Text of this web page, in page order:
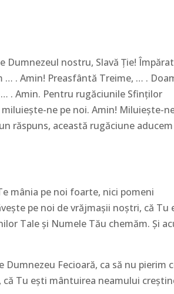
Dumnezeul nostru, Slavă Ție!
… . Amin! Preasfântă Treime, … .
. Amin. Pentru rugăciunile Sfinților
ne pe noi. Amin! Miluiește-
răspuns, această rugăciune aducem
mânia pe noi foarte, nici pomeni
pe noi de vrăjmașii noștri, că Tu
Tale și Numele Tău chemăm. Și
Fecioară, ca să nu pierim
Tu ești mântuirea neamului